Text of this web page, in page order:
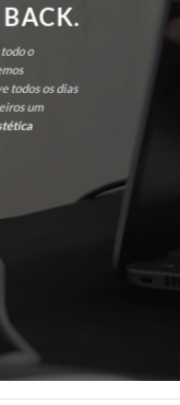
todo o
todos os dias
um